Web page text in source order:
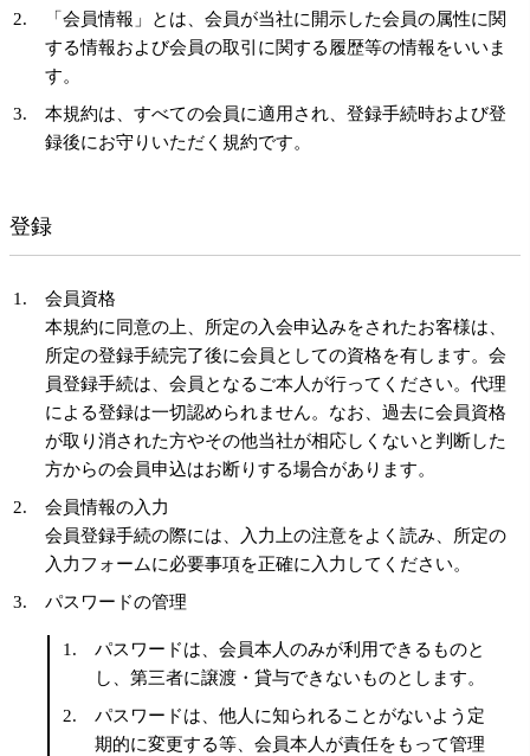
「会員情報」とは、会員が当社に開示した会員の属性に関
する情報および会員の取引に関する履歴等の情報をいいま
す。
本規約は、すべての会員に適用され、登録手続時および登
録後にお守りいただく規約です。
登録
会員資格
本規約に同意の上、所定の入会申込みをされたお客様は、
所定の登録手続完了後に会員としての資格を有します。会
員登録手続は、会員となるご本人が行ってください。代理
による登録は一切認められません。なお、過去に会員資格
が取り消された方やその他当社が相応しくないと判断した
方からの会員申込はお断りする場合があります。
会員情報の入力
会員登録手続の際には、入力上の注意をよく読み、所定の
入力フォームに必要事項を正確に入力してください。
パスワードの管理
パスワードは、会員本人のみが利用できるものと
し、第三者に譲渡・貸与できないものとします。
パスワードは、他人に知られることがないよう定
期的に変更する等、会員本人が責任をもって管理